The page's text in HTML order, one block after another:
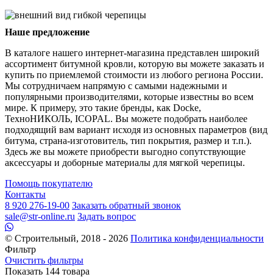
Наше предложение
В каталоге нашего интернет-магазина представлен широкий
ассортимент битумной кровли, которую вы можете заказать и
купить по приемлемой стоимости из любого региона России.
Мы сотрудничаем напрямую с самыми надежными и
популярными производителями, которые известны во всем
мире. К примеру, это такие бренды, как Docke,
ТехноНИКОЛЬ, ICOPAL. Вы можете подобрать наиболее
подходящий вам вариант исходя из основных параметров (вид
битума, страна-изготовитель, тип покрытия, размер и т.п.).
Здесь же вы можете приобрести выгодно сопутствующие
аксессуары и доборные материалы для мягкой черепицы.
Помощь покупателю
Контакты
8 920 276-19-00 Заказать обратный звонок
sale@str-online.ru Задать вопрос
© Строительный, 2018 - 2026 Политика конфиденциальности
Фильтр
Очистить фильтры
Показать 144 товара